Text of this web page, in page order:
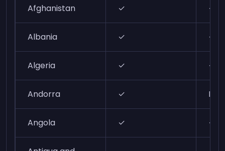
Afghanistan ✓ ✓
Albania ✓ ✓
Algeria ✓ ✓
Andorra ✓ N/A
Angola ✓ ✓